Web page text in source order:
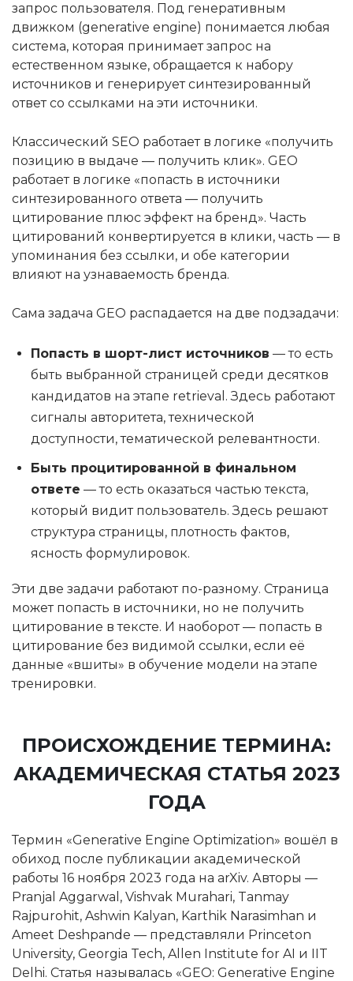
запрос пользователя. Под генеративным
движком (generative engine) понимается любая
система, которая принимает запрос на
естественном языке, обращается к набору
источников и генерирует синтезированный
ответ со ссылками на эти источники.
Классический SEO работает в логике «получить
позицию в выдаче — получить клик». GEO
работает в логике «попасть в источники
синтезированного ответа — получить
цитирование плюс эффект на бренд». Часть
цитирований конвертируется в клики, часть — в
упоминания без ссылки, и обе категории
влияют на узнаваемость бренда.
Сама задача GEO распадается на две подзадачи:
Попасть в шорт-лист источников — то есть
быть выбранной страницей среди десятков
кандидатов на этапе retrieval. Здесь работают
сигналы авторитета, технической
доступности, тематической релевантности.
Быть процитированной в финальном
ответе — то есть оказаться частью текста,
который видит пользователь. Здесь решают
структура страницы, плотность фактов,
ясность формулировок.
Эти две задачи работают по-разному. Страница
может попасть в источники, но не получить
цитирование в тексте. И наоборот — попасть в
цитирование без видимой ссылки, если её
данные «вшиты» в обучение модели на этапе
тренировки.
ПРОИСХОЖДЕНИЕ ТЕРМИНА:
АКАДЕМИЧЕСКАЯ СТАТЬЯ 2023
ГОДА
Термин «Generative Engine Optimization» вошёл в
обиход после публикации академической
работы 16 ноября 2023 года на arXiv. Авторы —
Pranjal Aggarwal, Vishvak Murahari, Tanmay
Rajpurohit, Ashwin Kalyan, Karthik Narasimhan и
Ameet Deshpande — представляли Princeton
University, Georgia Tech, Allen Institute for AI и IIT
Delhi. Статья называлась «GEO: Generative Engine